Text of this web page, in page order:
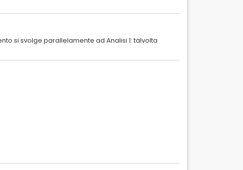
si svolge parallelamente ad Analisi 1: talvolta